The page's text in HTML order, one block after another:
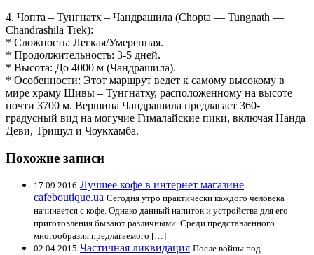
4. Чопта – Тунгнатх – Чандрашила (Chopta — Tungnath —
Chandrashila Trek):
* Сложность: Легкая/Умеренная.
* Продолжительность: 3-5 дней.
* Высота: До 4000 м (Чандрашила).
* Особенности: Этот маршрут ведет к самому высокому в
мире храму Шивы – Тунгнатху, расположенному на высоте
почти 3700 м. Вершина Чандрашила предлагает 360-
градусный вид на могучие Гималайские пики, включая Нанда
Деви, Тришул и Чоукхамба.
Похожие записи
17.09.2016 Лучшее кофе в интернет магазине
cafeboutique.ua Сегодня утро практически каждого человека
начинается с кофе. Однако данный напиток и устройства для его
приготовления бывают различными. Среди представленного
многообразия предлагаемого […]
02.04.2015 Частичная ликвидация После войны под